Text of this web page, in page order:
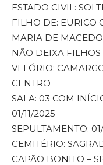
ESTADO CIVIL:
FILHO DE: EURICO
MARIA DE MACEDO
NÃO DEIXA FILHOS
VELÓRIO:
CENTRO
SALA: 03 COM
01/11/2025
SEPULTAMENTO:
CEMITÉRIO:
CAPÃO BONITO –